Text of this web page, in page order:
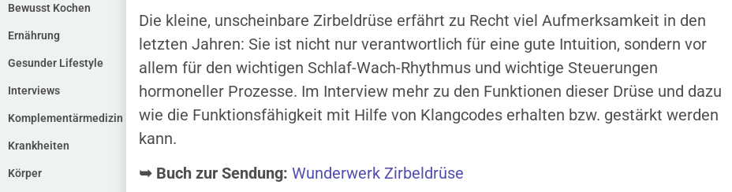
Bewusst Kochen
Ernährung
Gesunder Lifestyle
Interviews
Komplementärmedizin
Krankheiten
Körper
Die kleine, unscheinbare Zirbeldrüse erfährt zu Recht viel Aufmerksamkeit in den
letzten Jahren: Sie ist nicht nur verantwortlich für eine gute Intuition, sondern vor
allem für den wichtigen Schlaf-Wach-Rhythmus und wichtige Steuerungen
hormoneller Prozesse. Im Interview mehr zu den Funktionen dieser Drüse und dazu
wie die Funktionsfähigkeit mit Hilfe von Klangcodes erhalten bzw. gestärkt werden
kann.
➥ Buch zur Sendung: Wunderwerk Zirbeldrüse